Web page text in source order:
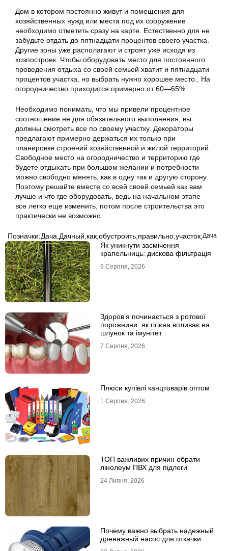
Дом в котором постоянно живут и помещения для
хозяйственных нужд или места под их сооружение
необходимо отметить сразу на карте. Естественно для не
забудьте отдать до пятнадцати процентов своего участка.
Другие зоны уже располагают и строят уже исходя из
хозпостроек. Чтобы оборудовать место для постоянного
проведения отдыха со своей семьей хватит и пятнадцати
процентов участка, но выбрать нужно хорошее место.. На
огородничество приходится примерно от 60—65%.
Необходимо понимать, что мы привели процентное
соотношение не для обязательного выполнения, вы
должны смотреть все по своему участку. Декораторы
предлагают примерно держаться их только при
планировке строений хозяйственной и жилой территорий.
Свободное место на огородничество и территорию где
будете отдыхать при большом желании и потребности
можно свободно менять, как в одну так и другую сторону.
Поэтому решайте вместе со всей своей семьей как вам
лучше и что где оборудовать, ведь на начальном этапе
все легко еще изменить, потом после строительства это
практически не возможно.
Позначки:Дача Дачный как обустроить правильно участок, Дача
Як уникнути засмічення
крапельниць: дискова фільтрація
9 Серпня, 2026
Здоров’я починається з ротової
порожнини: як гігієна впливає на
шлунок та імунітет
7 Серпня, 2026
Плюси купівлі канцтоварів оптом
1 Серпня, 2026
ТОП важливих причин обрати
лінолеум ПВХ для підлоги
24 Липня, 2026
Почему важно выбрать надежный
дренажный насос для откачки